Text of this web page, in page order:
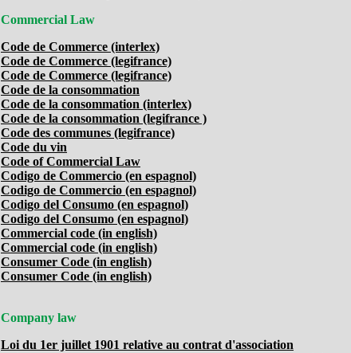
Commercial Law
Code de Commerce (interlex)
Code de Commerce (legifrance)
Code de Commerce (legifrance)
Code de la consommation
Code de la consommation (interlex)
Code de la consommation (legifrance )
Code des communes (legifrance)
Code du vin
Code of Commercial Law
Codigo de Commercio (en espagnol)
Codigo de Commercio (en espagnol)
Codigo del Consumo (en espagnol)
Codigo del Consumo (en espagnol)
Commercial code (in english)
Commercial code (in english)
Consumer Code (in english)
Consumer Code (in english)
Company law
Loi du 1er juillet 1901 relative au contrat d'association